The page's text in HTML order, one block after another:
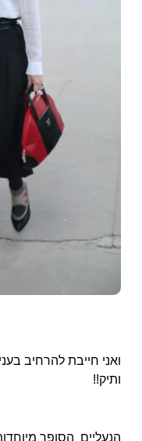
ואני חייבת להרחיב
ותיק!!
הנעליים הסופר